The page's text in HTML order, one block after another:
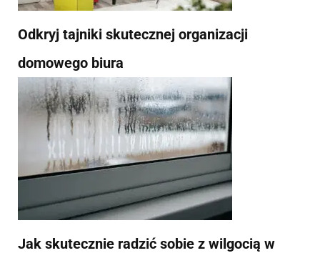
Odkryj tajniki skutecznej organizacji
domowego biura
Jak skutecznie radzić sobie z wilgocią w